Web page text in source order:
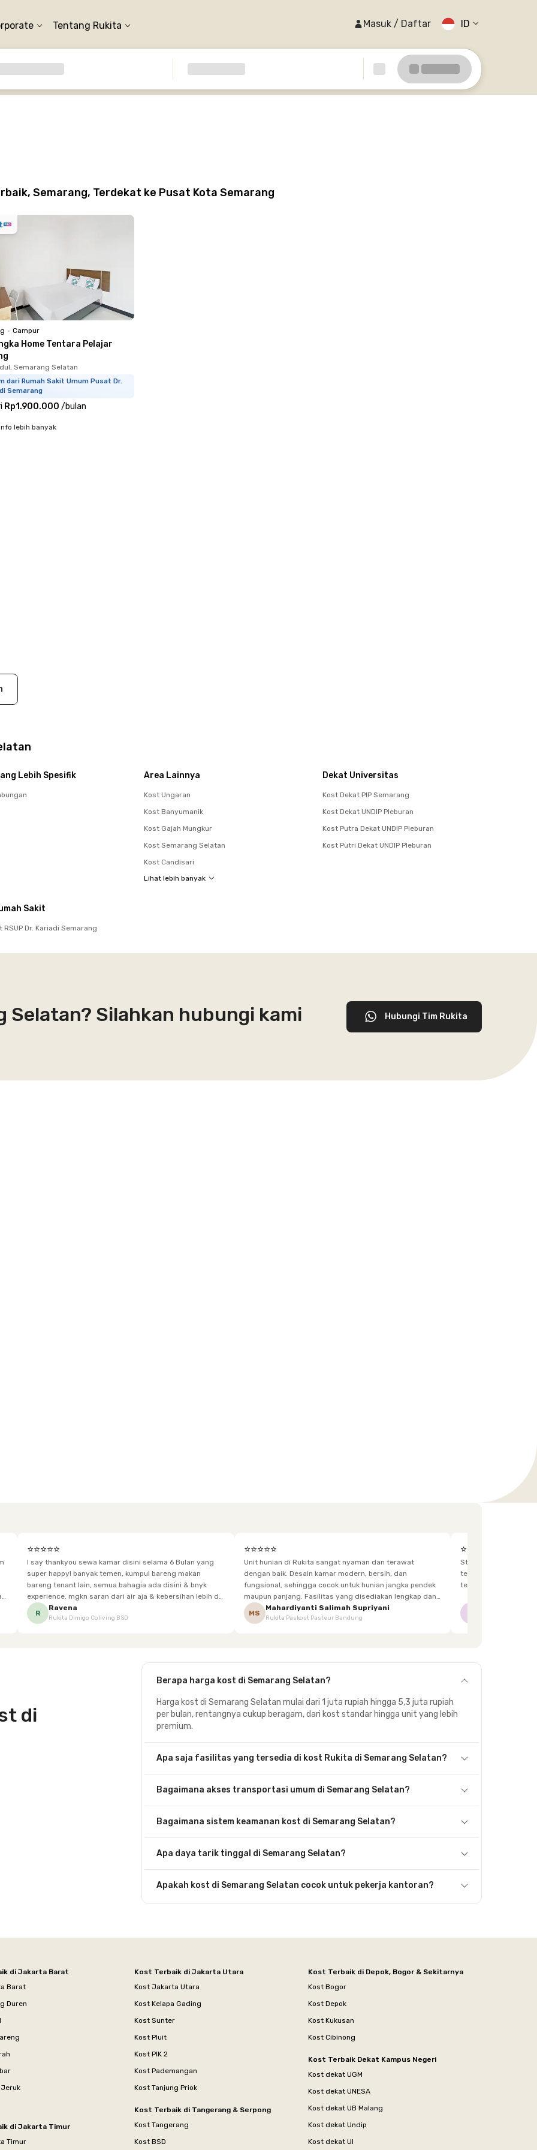
Tentang Rukita Masuk / Daftar ID
Semarang, Terdekat ke Pusat Kota Semarang
• Campur
Home Tentara Pelajar
Semarang Selatan
dari Rumah Sakit Umum Pusat Dr.
Semarang
Rp1.900.000 /bulan
lebih banyak
Lebih Spesifik Area Lainnya
Kost Ungaran
Kost Banyumanik
Kost Gajah Mungkur
Kost Semarang Selatan
Kost Candisari
Lihat lebih banyak
Dekat Universitas
Kost Dekat PIP Semarang
Kost Dekat UNDIP Pleburan
Kost Putra Dekat UNDIP Pleburan
Kost Putri Dekat UNDIP Pleburan
Sakit
RSUP Dr. Kariadi Semarang
Selatan? Silahkan hubungi kami Hubungi Tim Rukita
⭐⭐⭐⭐⭐
I say thankyou sewa kamar disini selama 6 Bulan yang
super happy! banyak temen, kumpul bareng makan
bareng tenant lain, semua bahagia ada disini & bnyk
experience. mgkn saran dari air aja & kebersihan lebih di
tingkatkan lagi. but, I love Rukita
R
Ravena
Rukita Dimigo Coliving BSD
⭐⭐⭐⭐⭐
Unit hunian di Rukita sangat nyaman dan terawat
dengan baik. Desain kamar modern, bersih, dan
fungsional, sehingga cocok untuk hunian jangka pendek
maupun panjang. Fasilitas yang disediakan lengkap dan
sesuai dengan kebutuhan penghuni, mulai dari furnitur,
area bersama, hingga akses yang mudah.
MS
Mahardiyanti Salimah Supriyani
Rukita Paskost Pasteur Bandung
⭐⭐⭐⭐⭐
Staff yg menjaga
terkadang lupa bawa kunci, dan sangat fast response.
di
Berapa harga kost di Semarang Selatan?
Harga kost di Semarang Selatan mulai dari 1 juta rupiah hingga 5,3 juta rupiah
per bulan, rentangnya cukup beragam, dari kost standar hingga unit yang lebih
premium.
Apa saja fasilitas yang tersedia di kost Rukita di Semarang Selatan?
Bagaimana akses transportasi umum di Semarang Selatan?
Bagaimana sistem keamanan kost di Semarang Selatan?
Apa daya tarik tinggal di Semarang Selatan?
Apakah kost di Semarang Selatan cocok untuk pekerja kantoran?
di Jakarta Barat
Barat
Duren
Jeruk
di Jakarta Timur
Timur
Kost Terbaik di Jakarta Utara
Kost Jakarta Utara
Kost Kelapa Gading
Kost Sunter
Kost Pluit
Kost PIK 2
Kost Pademangan
Kost Tanjung Priok
Kost Terbaik di Tangerang & Serpong
Kost Tangerang
Kost BSD
Kost Terbaik di Depok, Bogor & Sekitarnya
Kost Bogor
Kost Depok
Kost Kukusan
Kost Cibinong
Kost Terbaik Dekat Kampus Negeri
Kost dekat UGM
Kost dekat UNESA
Kost dekat UB Malang
Kost dekat Undip
Kost dekat UI